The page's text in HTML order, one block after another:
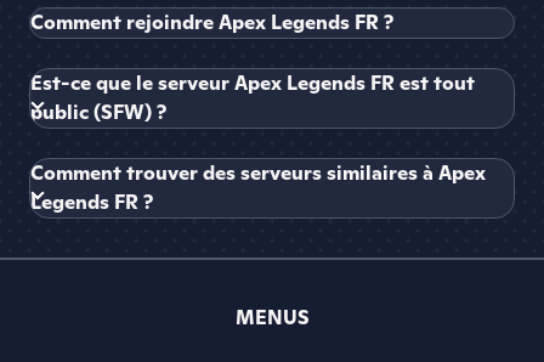
Comment rejoindre Apex Legends FR ?
Est-ce que le serveur Apex Legends FR est tout
public (SFW) ?
Comment trouver des serveurs similaires à Apex
Legends FR ?
MENUS